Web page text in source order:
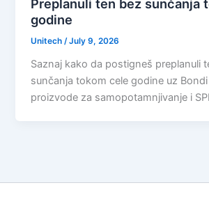
Preplanuli ten bez sunčanja
godine
Unitech/July 9, 2026
Saznaj kako da postigneš preplanuli
sunčanja tokom cele godine uz
proizvode za samopotamnjivanje i